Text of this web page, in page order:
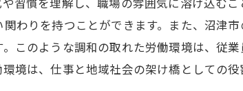
わりを持つことができます。また、沼津
このような調和の取れた労働環境は、従
境は、仕事と地域社会の架け橋としての